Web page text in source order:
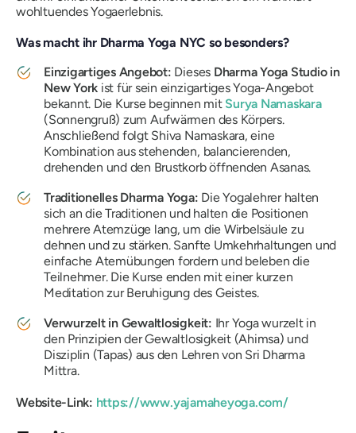
wohltuendes Yogaerlebnis.
Was macht ihr Dharma Yoga NYC so besonders?
Einzigartiges Angebot: Dieses Dharma Yoga Studio in
New York ist für sein einzigartiges Yoga-Angebot
bekannt. Die Kurse beginnen mit Surya Namaskara
(Sonnengruß) zum Aufwärmen des Körpers.
Anschließend folgt Shiva Namaskara, eine
Kombination aus stehenden, balancierenden,
drehenden und den Brustkorb öffnenden Asanas.
Traditionelles Dharma Yoga: Die Yogalehrer halten
sich an die Traditionen und halten die Positionen
mehrere Atemzüge lang, um die Wirbelsäule zu
dehnen und zu stärken. Sanfte Umkehrhaltungen und
einfache Atemübungen fordern und beleben die
Teilnehmer. Die Kurse enden mit einer kurzen
Meditation zur Beruhigung des Geistes.
Verwurzelt in Gewaltlosigkeit: Ihr Yoga wurzelt in
den Prinzipien der Gewaltlosigkeit (Ahimsa) und
Disziplin (Tapas) aus den Lehren von Sri Dharma
Mittra.
Website-Link: https://www.yajamaheyoga.com/